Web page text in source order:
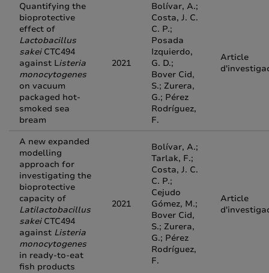
Quantifying the
bioprotective
effect of
Lactobacillus
sakeiCTC494
against Listeria
monocytogenes
on vacuum
packaged hot-
smoked sea
bream
2021
Bolívar, A.;
Costa, J. C.
C. P.;
Posada
Izquierdo,
G. D.;
Bover Cid,
S.; Zurera,
G.; Pérez
Rodríguez,
F.
Article
A new expanded
modelling
approach for
investigating the
bioprotective
capacity of
Latilactobacillus
sakeiCTC494
against Listeria
monocytogenes
in ready-to-eat
fish products
2021
Bolívar, A.;
Tarlak, F.;
Costa, J. C.
C. P.;
Cejudo
Gómez, M.;
Bover Cid,
S.; Zurera,
G.; Pérez
Rodríguez,
F.
Article